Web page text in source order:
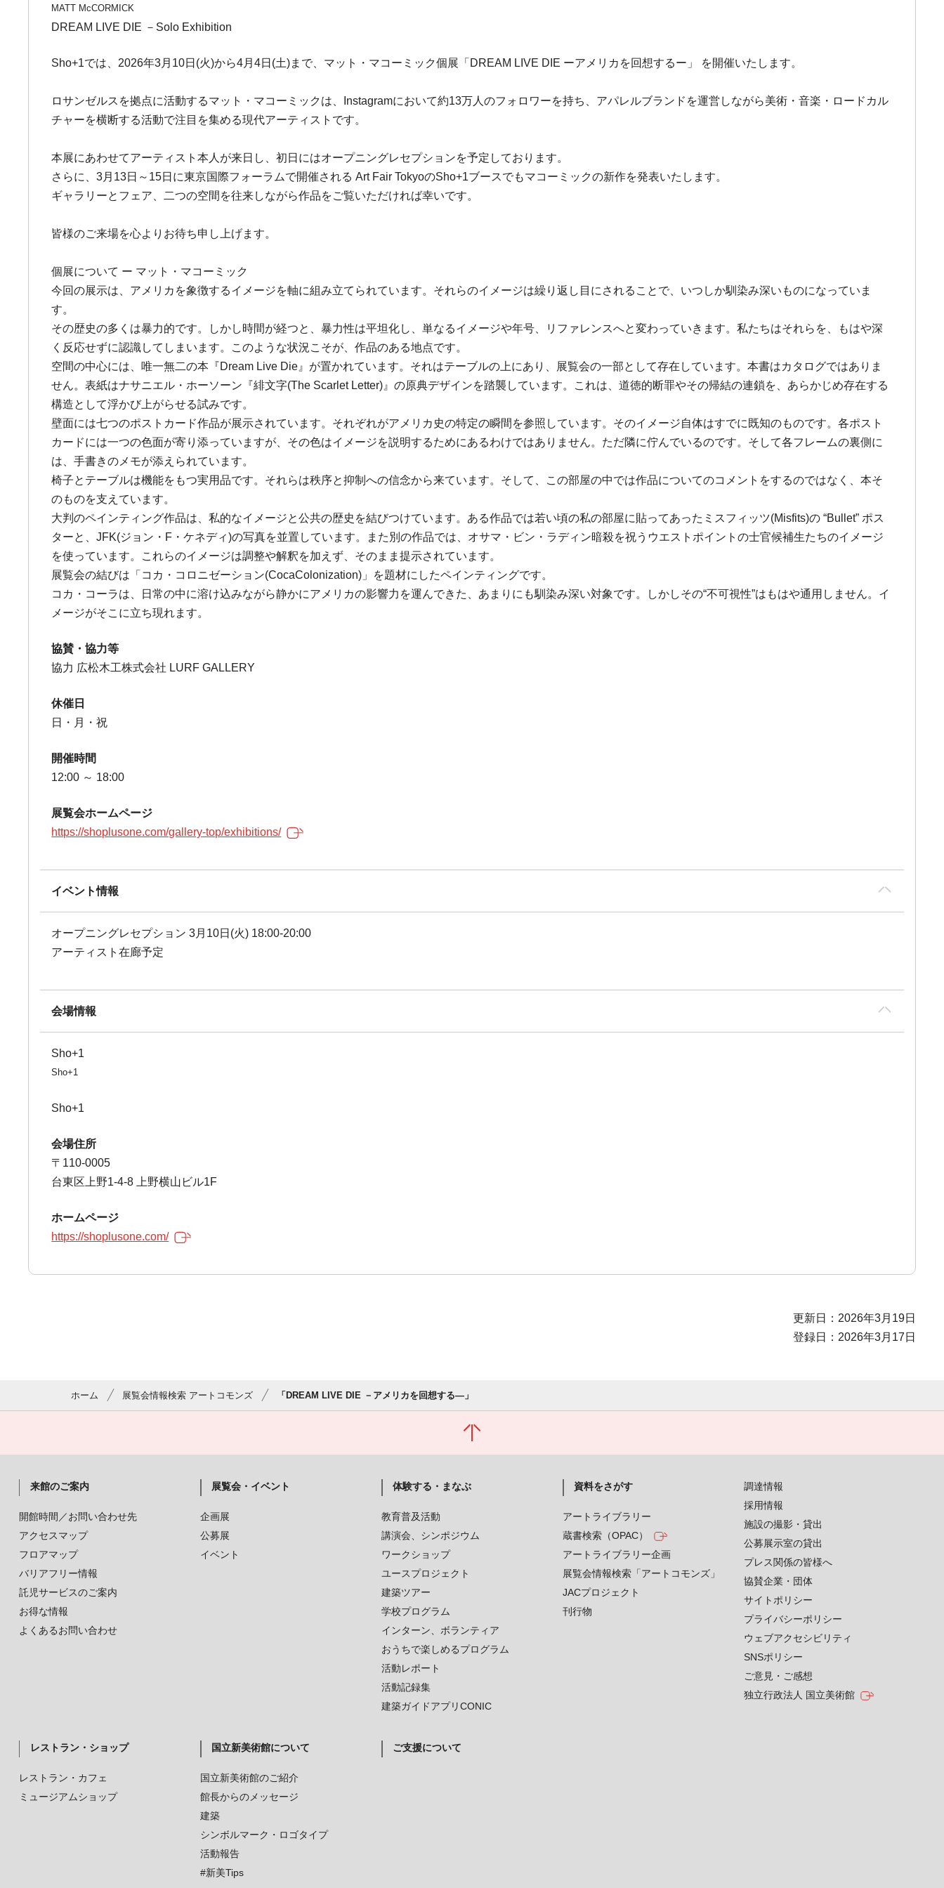
MATT McCORMICK
DREAM LIVE DIE －Solo Exhibition
Sho+1では、2026年3月10日(火)から4月4日(土)まで、マット・マコーミック個展「DREAM LIVE DIE ーアメリカを回想するー」 を開催いたします。
ロサンゼルスを拠点に活動するマット・マコーミックは、Instagramにおいて約13万人のフォロワーを持ち、アパレルブランドを運営しながら美術・音楽・ロードカル
チャーを横断する活動で注目を集める現代アーティストです。
本展にあわせてアーティスト本人が来日し、初日にはオープニングレセプションを予定しております。
さらに、3月13日～15日に東京国際フォーラムで開催される Art Fair TokyoのSho+1ブースでもマコーミックの新作を発表いたします。
ギャラリーとフェア、二つの空間を往来しながら作品をご覧いただければ幸いです。
皆様のご来場を心よりお待ち申し上げます。
個展について ー マット・マコーミック
今回の展示は、アメリカを象徴するイメージを軸に組み立てられています。それらのイメージは繰り返し目にされることで、いつしか馴染み深いものになっていま
す。
その歴史の多くは暴力的です。しかし時間が経つと、暴力性は平坦化し、単なるイメージや年号、リファレンスへと変わっていきます。私たちはそれらを、もはや深
く反応せずに認識してしまいます。このような状況こそが、作品のある地点です。
空間の中心には、唯一無二の本『Dream Live Die』が置かれています。それはテーブルの上にあり、展覧会の一部として存在しています。本書はカタログではありま
せん。表紙はナサニエル・ホーソーン『緋文字(The Scarlet Letter)』の原典デザインを踏襲しています。これは、道徳的断罪やその帰結の連鎖を、あらかじめ存在する
構造として浮かび上がらせる試みです。
壁面には七つのポストカード作品が展示されています。それぞれがアメリカ史の特定の瞬間を参照しています。そのイメージ自体はすでに既知のものです。各ポスト
カードには一つの色面が寄り添っていますが、その色はイメージを説明するためにあるわけではありません。ただ隣に佇んでいるのです。そして各フレームの裏側に
は、手書きのメモが添えられています。
椅子とテーブルは機能をもつ実用品です。それらは秩序と抑制への信念から来ています。そして、この部屋の中では作品についてのコメントをするのではなく、本そ
のものを支えています。
大判のペインティング作品は、私的なイメージと公共の歴史を結びつけています。ある作品では若い頃の私の部屋に貼ってあったミスフィッツ(Misfits)の “Bullet” ポス
ターと、JFK(ジョン・F・ケネディ)の写真を並置しています。また別の作品では、オサマ・ビン・ラディン暗殺を祝うウエストポイントの士官候補生たちのイメージ
を使っています。これらのイメージは調整や解釈を加えず、そのまま提示されています。
展覧会の結びは「コカ・コロニゼーション(CocaColonization)」を題材にしたペインティングです。
コカ・コーラは、日常の中に溶け込みながら静かにアメリカの影響力を運んできた、あまりにも馴染み深い対象です。しかしその“不可視性”はもはや通用しません。イ
メージがそこに立ち現れます。
協賛・協力等
協力 広松木工株式会社 LURF GALLERY
休催日
日・月・祝
開催時間
12:00 ～ 18:00
展覧会ホームページ
https://shoplusone.com/gallery-top/exhibitions/
イベント情報
オープニングレセプション 3月10日(火) 18:00-20:00
アーティスト在廊予定
会場情報
Sho+1
Sho+1
Sho+1
会場住所
〒110-0005
台東区上野1-4-8 上野横山ビル1F
ホームページ
https://shoplusone.com/
更新日：2026年3月19日
登録日：2026年3月17日
ホーム 展覧会情報検索 アートコモンズ 「DREAM LIVE DIE －アメリカを回想する―」
来館のご案内
開館時間／お問い合わせ先
アクセスマップ
フロアマップ
バリアフリー情報
託児サービスのご案内
お得な情報
よくあるお問い合わせ
展覧会・イベント
企画展
公募展
イベント
体験する・まなぶ
教育普及活動
講演会、シンポジウム
ワークショップ
ユースプロジェクト
建築ツアー
学校プログラム
インターン、ボランティア
おうちで楽しめるプログラム
活動レポート
活動記録集
建築ガイドアプリCONIC
資料をさがす
アートライブラリー
蔵書検索（OPAC）
アートライブラリー企画
展覧会情報検索「アートコモンズ」
JACプロジェクト
刊行物
レストラン・ショップ
レストラン・カフェ
ミュージアムショップ
国立新美術館について
国立新美術館のご紹介
館長からのメッセージ
建築
シンボルマーク・ロゴタイプ
活動報告
#新美Tips
ご支援について
調達情報
採用情報
施設の撮影・貸出
公募展示室の貸出
プレス関係の皆様へ
協賛企業・団体
サイトポリシー
プライバシーポリシー
ウェブアクセシビリティ
SNSポリシー
ご意見・ご感想
独立行政法人 国立美術館